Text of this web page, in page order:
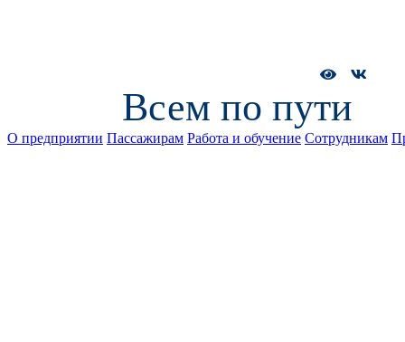
Всем по пути
О предприятии Пассажирам Работа и обучение Сотрудникам